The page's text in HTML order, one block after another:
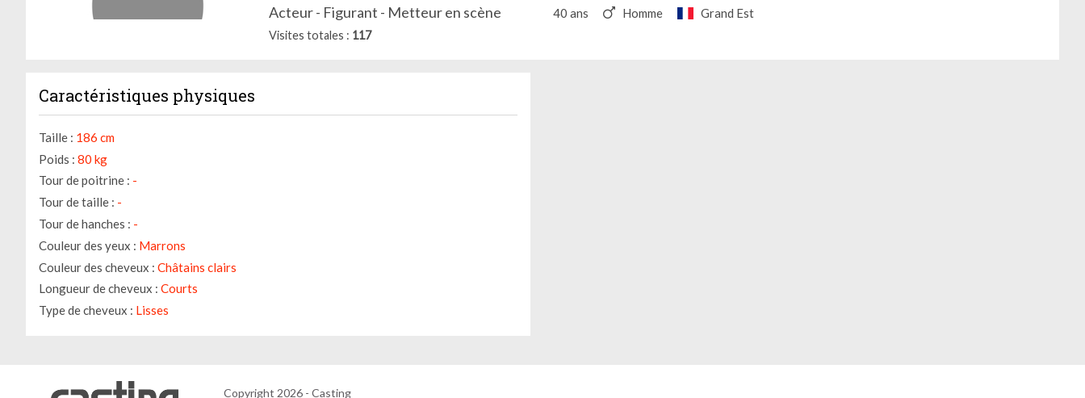
Acteur - Figurant - Metteur en scène 40 ans Homme Grand Est
Visites totales 117
Caractéristiques physiques
Taille : 186 cm
Poids : 80 kg
Tour de poitrine : -
Tour de taille : -
Tour de hanches : -
Couleur des yeux : Marrons
Couleur des cheveux : Châtains clairs
Longueur de cheveux : Courts
Type de cheveux : Lisses
Copyright 2026 - Casting